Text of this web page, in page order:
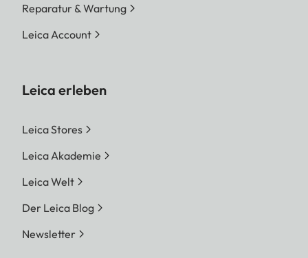
Reparatur & Wartung
Leica Account
Leica erleben
Leica Stores
Leica Akademie
Leica Welt
Der Leica Blog
Newsletter